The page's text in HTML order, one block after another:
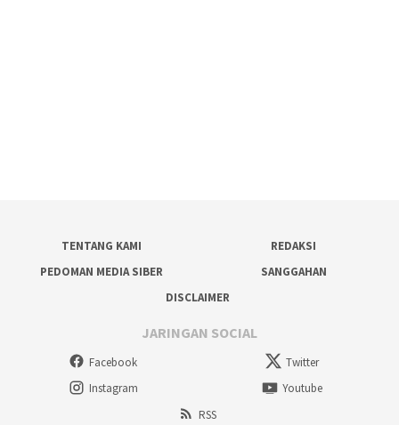
TENTANG KAMI
REDAKSI
PEDOMAN MEDIA SIBER
SANGGAHAN
DISCLAIMER
JARINGAN SOCIAL
Facebook
Twitter
Instagram
Youtube
RSS